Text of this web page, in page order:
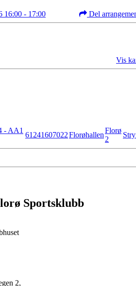
16:00 - 17:00 Del
Vis
- AA1
61241607022Florøhallen
Florø
2
Sportsklubb
2,